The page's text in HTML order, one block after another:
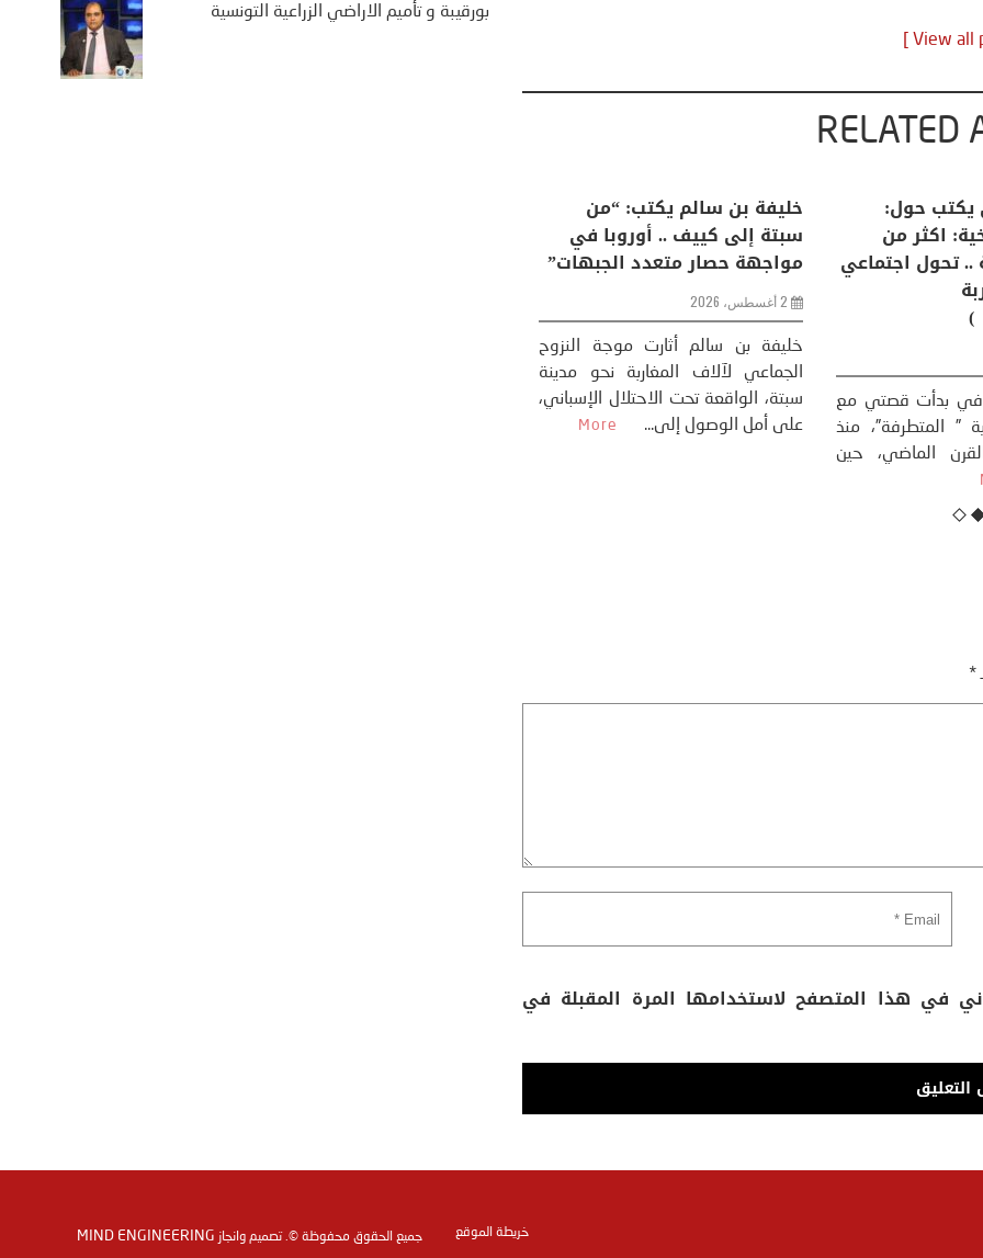
RELATED
منذر بالضيافي يكتب حول:
التغيرات المناخية: اكثر من
ظاهرة طبيعية .. تحول اجتماعي
وحضاري ( مقاربة
سوسيولوجية )
23 يوليو، 2026
كتب: منذر بالضيافي بدأت قصتي مع
التغييرات المناخية ” المتطرفة”، منذ
.. كيف
والعالم؟
** المنعطف
السوسيولوجي،
القوة عالميًا، **
تاريخ...
More
*
في هذا المتصفح لاستخدامها المرة المقبلة في
بورقيبة و تأميم الاراضي الزراعية التونسية
جميع الحقوق محفوظة ©. تصميم وانجاز MIND ENGINEERING خريطة الموقع